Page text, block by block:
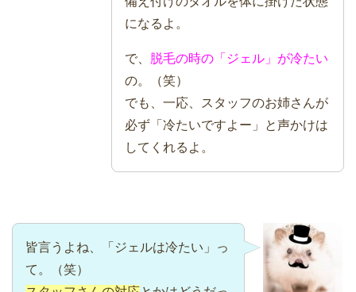
になるよ。
で、 脱毛の時の「ジェル」が冷たい
の。（笑）
でも、一応、スタッフのお姉さんが
必ず「冷たいですよー」と声かけは
してくれるよ。
皆言うよね、「ジェルは冷たい」っ
て。（笑）